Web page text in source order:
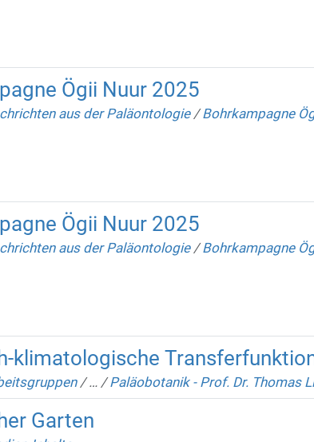
Ögii Nuur 2025
aus der Paläontologie /Bohrkampagne
Ögii Nuur 2025
aus der Paläontologie /Bohrkampagne
klimatologische
/… /Paläobotanik - Prof. Dr. Thomas
Garten